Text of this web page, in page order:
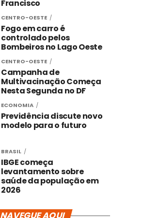
Francisco
CENTRO-OESTE
Fogo em carro é
controlado pelos
Bombeiros no Lago Oeste
CENTRO-OESTE
Campanha de
Multivacinação Começa
Nesta Segunda no DF
ECONOMIA
Previdência discute novo
modelo para o futuro
BRASIL
IBGE começa
levantamento sobre
saúde da população em
2026
NAVEGUE AQUI